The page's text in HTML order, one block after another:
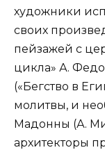
художники
своих
пейзажей с
цикла» А.
(«Бегство в
молитвы, и
Мадонны (А.
архитекторы